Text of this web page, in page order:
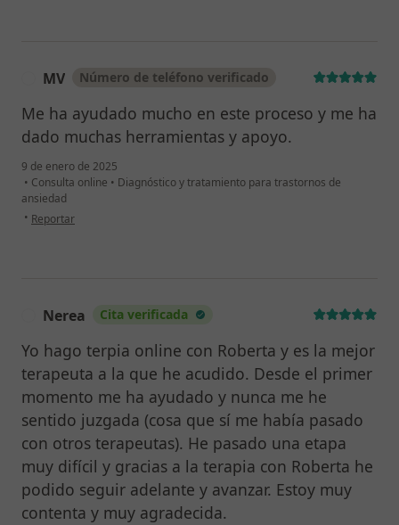
MV Número de teléfono verificado
Me ha ayudado mucho en este proceso y me ha
dado muchas herramientas y apoyo.
9 de enero de 2025
• Consulta online • Diagnóstico y tratamiento para trastornos de
ansiedad
• en opinión del usuario MV
Reportar
Nerea Cita verificada
Yo hago terpia online con Roberta y es la mejor
terapeuta a la que he acudido. Desde el primer
momento me ha ayudado y nunca me he
sentido juzgada (cosa que sí me había pasado
con otros terapeutas). He pasado una etapa
muy difícil y gracias a la terapia con Roberta he
podido seguir adelante y avanzar. Estoy muy
contenta y muy agradecida.